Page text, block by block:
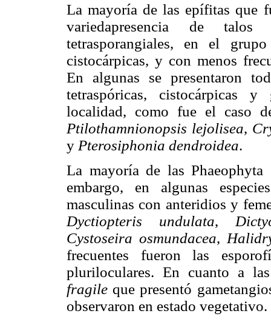
La mayoría de las epífitas que
variedapresencia de talos
tetrasporangiales, en el
cistocárpicas, y con menos
En algunas se presentaron
tetraspóricas, cistocárpicas
localidad, como fue el caso
Ptilothamnionopsis lejolisea,
y Pterosiphonia dendroidea.
La mayoría de las
embargo, en algunas
masculinas con anteridios y
Dyctiopteris undulata,
Cystoseira osmundacea,
frecuentes fueron las
pluriloculares. En cuanto a
fragile que presentó
observaron en estado vegetativo.